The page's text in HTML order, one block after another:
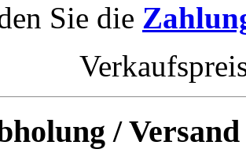
Sie die
/ Versand